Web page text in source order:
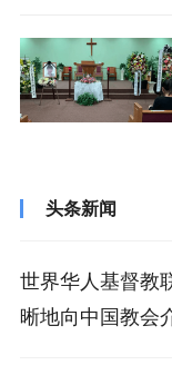
头条新闻
世界华人基督教
晰地向中国教会